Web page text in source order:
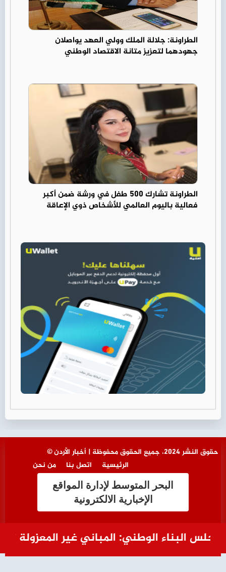
الطراونة: جلالة الملك وولي العهد يواصلان
جهودهما لتعزيز متانة الاقتصاد الوطني
الطراونة تشارك 500 طفل في ورشة ضمن أكبر
فعالية باليوم العالمي للأشخاص ذوي الإعاقة
البناء الوطني: المباني غير المعزولة ترفع
© حقوق النشر 2024، جميع الحقوق محفوظة | أخبار الأردن
من نحن
اتصل بنا الرئيسية
البحر المتوسط لإدارة المواقع
الإخبارية الالكترونية